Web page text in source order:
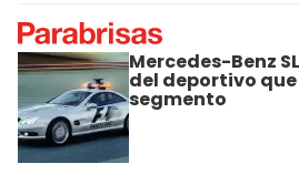
Mercedes-Benz
del deportivo
segmento